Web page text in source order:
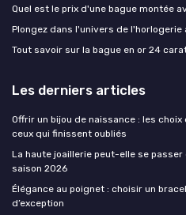
Quel est le prix d'une bague montée
Plongez dans l'univers de l'horlogerie
Tout savoir sur la bague en or 24
Les derniers articles
Offrir un bijou de naissance : les
ceux qui finissent oubliés
La haute joaillerie peut-elle se
saison 2026
Élégance au poignet : choisir un
d’exception